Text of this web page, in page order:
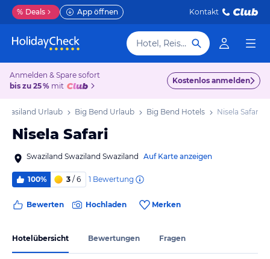
% Deals App öffnen Kontakt
Hotel, Reiseziel
Anmelden & Spare sofort
bis zu 25 % mit
Kostenlos anmelden
Swasiland Urlaub Big Bend Urlaub Big Bend Hotels Nisela Safari
Nisela Safari
Swaziland Swaziland Swaziland Auf Karte anzeigen
100% 3 / 6 1 Bewertung
Bewerten Hochladen Merken
Hotelübersicht Bewertungen Fragen